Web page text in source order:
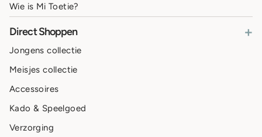
Wie is Mi Toetie?
Direct Shoppen +
Jongens collectie
Meisjes collectie
Accessoires
Kado & Speelgoed
Verzorging